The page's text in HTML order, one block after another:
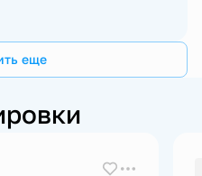
еще